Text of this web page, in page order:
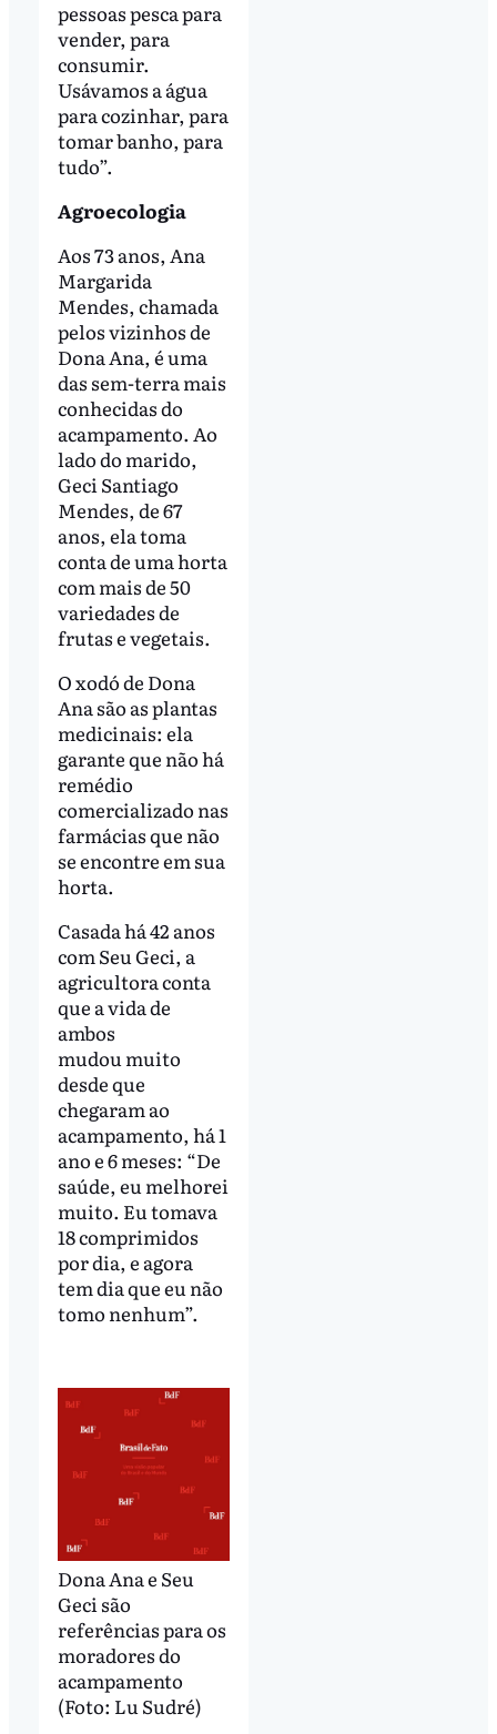
pessoas pesca para
vender, para
consumir.
Usávamos a água
para cozinhar, para
tomar banho, para
tudo”.
Agroecologia
Aos 73 anos, Ana
Margarida
Mendes, chamada
pelos vizinhos de
Dona Ana, é uma
das sem-terra mais
conhecidas do
acampamento. Ao
lado do marido,
Geci Santiago
Mendes, de 67
anos, ela toma
conta de uma horta
com mais de 50
variedades de
frutas e vegetais.
O xodó de Dona
Ana são as plantas
medicinais: ela
garante que não há
remédio
comercializado nas
farmácias que não
se encontre em sua
horta.
Casada há 42 anos
com Seu Geci, a
agricultora conta
que a vida de
ambos
mudou muito
desde que
chegaram ao
acampamento, há 1
ano e 6 meses: “De
saúde, eu melhorei
muito. Eu tomava
18 comprimidos
por dia, e agora
tem dia que eu não
tomo nenhum”.
Dona Ana e Seu
Geci são
referências para os
moradores do
acampamento
(Foto: Lu Sudré)